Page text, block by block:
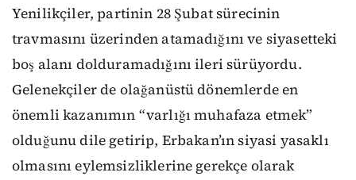
Yenilikçiler, partinin 28 Şubat sürecinin
travmasını üzerinden atamadığını ve siyasetteki
boş alanı dolduramadığını ileri sürüyordu.
Gelenekçiler de olağanüstü dönemlerde en
önemli kazanımın “varlığı muhafaza etmek”
olduğunu dile getirip, Erbakan’ın siyasi yasaklı
olmasını eylemsizliklerine gerekçe olarak